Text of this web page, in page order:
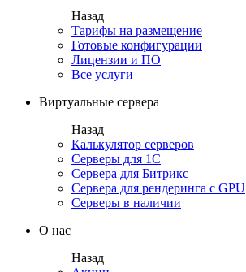
Назад
Тарифы на размещение
Готовые конфигурации
Лицензии и ПО
Все услуги
Виртуальные сервера
Назад
Калькулятор серверов
Серверы для 1С
Сервера для Битрикс
Сервера для рендеринга с GPU
Серверы в наличии
О нас
Назад